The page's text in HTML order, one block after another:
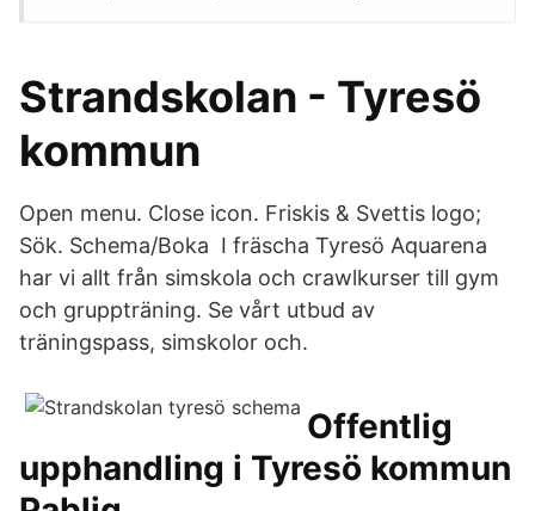
Strandskolan - Tyresö
kommun
Open menu. Close icon. Friskis & Svettis logo;
Sök. Schema/Boka I fräscha Tyresö Aquarena
har vi allt från simskola och crawlkurser till gym
och gruppträning. Se vårt utbud av
träningspass, simskolor och.
Offentlig
upphandling i Tyresö kommun